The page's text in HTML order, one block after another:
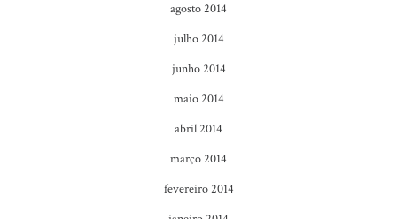
agosto 2014
julho 2014
junho 2014
maio 2014
abril 2014
março 2014
fevereiro 2014